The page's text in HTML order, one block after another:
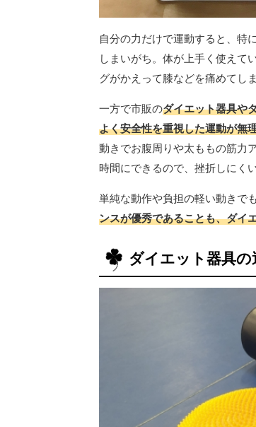
自分の力だけで運動すると、特
しまいがち。体が上手く使えて
グがかえって膝などを痛めてし
一方で市販のダイエット器具や
よく安全性を重視した運動が無
動きでお腹周りや太ももの筋力
時間にできるので、挫折しにく
単純な動作や負担の軽い動きで
ンスが優秀であることも、ダイ
ダイエット器具